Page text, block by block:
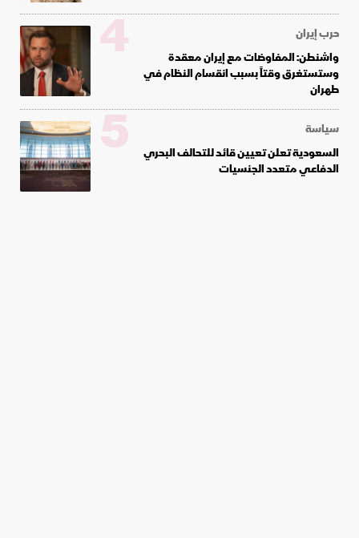
حرب إيران
واشنطن: المفاوضات مع إيران معقدة
وستستغرق وقتاً بسبب انقسام النظام في
طهران
4
سياسة
السعودية تعلن تعيين قائد للتحالف البحري
الدفاعي متعدد الجنسيات
5